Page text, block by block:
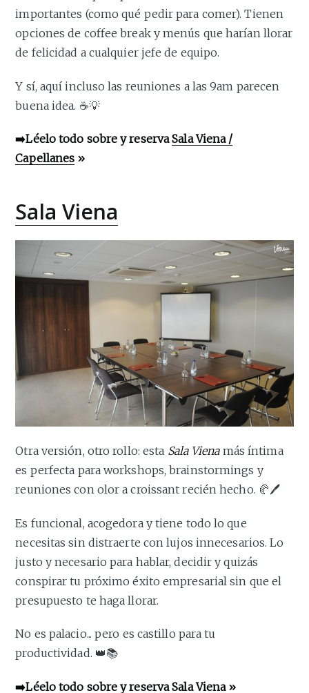
importantes (como qué pedir para comer). Tienen
opciones de coffee break y menús que harían llorar
de felicidad a cualquier jefe de equipo.
Y sí, aquí incluso las reuniones a las 9am parecen
buena idea. ☕💡
➡️Léelo todo sobre y reservaSala Viena /
Capellanes »
Sala Viena
Otra versión, otro rollo: esta Sala Vienamás íntima
es perfecta para workshops, brainstormings y
reuniones con olor a croissant recién hecho. 🥐🖊️
Es funcional, acogedora y tiene todo lo que
necesitas sin distraerte con lujos innecesarios. Lo
justo y necesario para hablar, decidir y quizás
conspirar tu próximo éxito empresarial sin que el
presupuesto te haga llorar.
No es palacio... pero es castillo para tu
productividad. 👑📚
➡️Léelo todo sobre y reservaSala Viena»